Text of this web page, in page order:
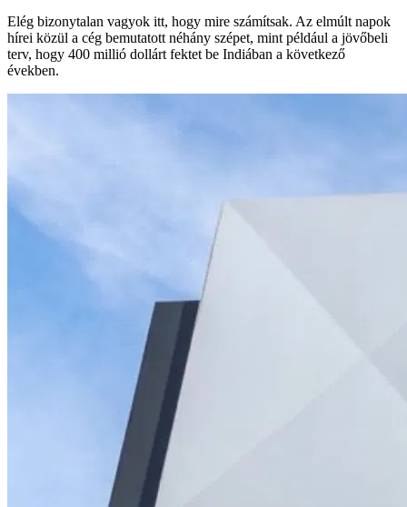
Elég bizonytalan vagyok itt, hogy mire számítsak. Az elmúlt napok
hírei közül a cég bemutatott néhány szépet, mint például a jövőbeli
terv, hogy 400 millió dollárt fektet be Indiában a következő
években.